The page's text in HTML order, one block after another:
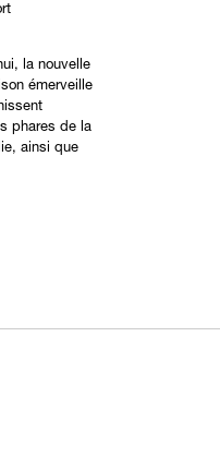
la nouvelle
émerveille
phares de la
ainsi que